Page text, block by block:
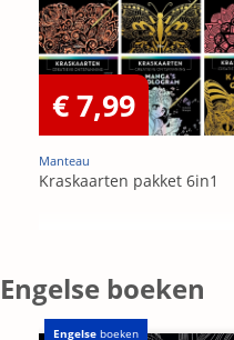
€ 7,99
Manteau
Kraskaarten pakket 6in1
Engelse boeken
Engelse boeken